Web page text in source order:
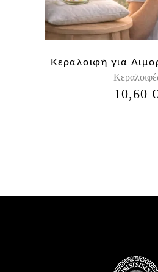
Κεραλοιφή για
10,60€